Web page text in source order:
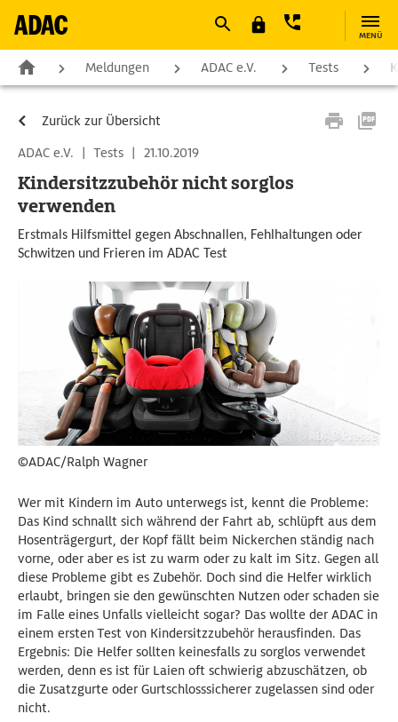
MENÜ
Meldungen ADAC e.V. Tests
Zurück zur Übersicht
ADAC e.V.
| Tests | 21.10.2019
Kindersitzzubehör nicht sorglos
verwenden
Erstmals Hilfsmittel gegen Abschnallen, Fehlhaltungen oder
Schwitzen und Frieren im ADAC Test
©ADAC/Ralph Wagner
Wer mit Kindern im Auto unterwegs ist, kennt die Probleme:
Das Kind schnallt sich während der Fahrt ab, schlüpft aus dem
Hosenträgergurt, der Kopf fällt beim Nickerchen ständig nach
vorne, oder aber es ist zu warm oder zu kalt im Sitz. Gegen all
diese Probleme gibt es Zubehör. Doch sind die Helfer wirklich
erlaubt, bringen sie den gewünschten Nutzen oder schaden sie
im Falle eines Unfalls vielleicht sogar? Das wollte der ADAC in
einem ersten Test von Kindersitzzubehör herausfinden. Das
Ergebnis: Die Helfer sollten keinesfalls zu sorglos verwendet
werden, denn es ist für Laien oft schwierig abzuschätzen, ob
die Zusatzgurte oder Gurtschlosssicherer zugelassen sind oder
nicht.